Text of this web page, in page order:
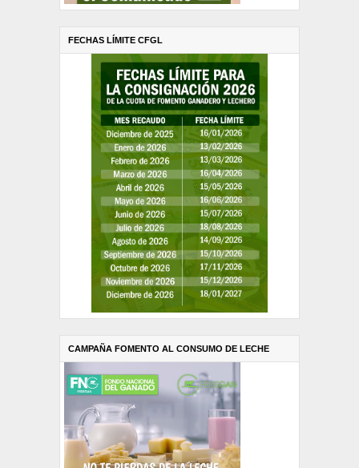
FECHAS LÍMITE CFGL
CAMPAÑA FOMENTO AL CONSUMO DE LECHE